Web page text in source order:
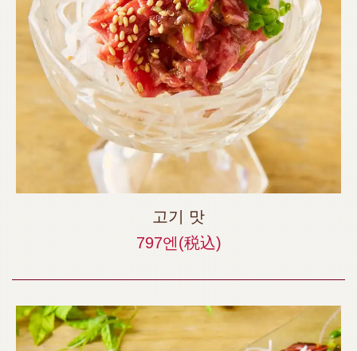
고기 맛
797엔 (税込)